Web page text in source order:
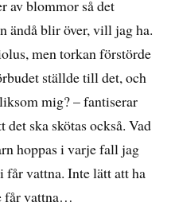
av blommor så det
ändå blir över, vill jag ha.
men torkan förstörde
ställde till det, och
mig? – fantiserar
ska skötas också. Vad
hoppas i varje fall jag
får vattna. Inte lätt att ha
får vattna…